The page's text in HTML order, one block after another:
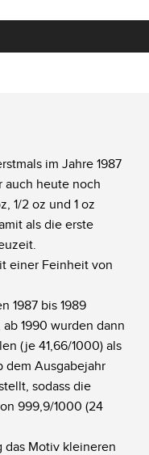
im Jahre 1987
auch heute noch
1/2 oz und 1 oz
als die erste
einer Feinheit von
1987 bis 1989
1990 wurden dann
(je 41,66/1000) als
dem Ausgabejahr
sodass die
999,9/1000 (24
das Motiv kleineren